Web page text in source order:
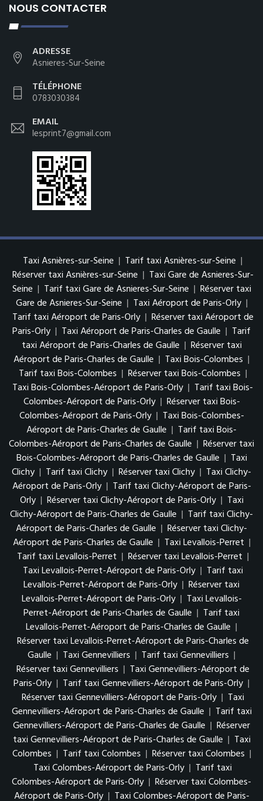
NOUS CONTACTER
ADRESSE
Asnieres-Sur-Seine
TÉLÉPHONE
0783030384
EMAIL
lesprint7@gmail.com
Taxi Asnières-sur-Seine | Tarif taxi Asnières-sur-Seine |
Réserver taxi Asnières-sur-Seine | Taxi Gare de Asnieres-Sur-
Seine | Tarif taxi Gare de Asnieres-Sur-Seine | Réserver taxi
Gare de Asnieres-Sur-Seine | Taxi Aéroport de Paris-Orly |
Tarif taxi Aéroport de Paris-Orly | Réserver taxi Aéroport de
Paris-Orly | Taxi Aéroport de Paris-Charles de Gaulle | Tarif
taxi Aéroport de Paris-Charles de Gaulle | Réserver taxi
Aéroport de Paris-Charles de Gaulle | Taxi Bois-Colombes |
Tarif taxi Bois-Colombes | Réserver taxi Bois-Colombes |
Taxi Bois-Colombes-Aéroport de Paris-Orly | Tarif taxi Bois-
Colombes-Aéroport de Paris-Orly | Réserver taxi Bois-
Colombes-Aéroport de Paris-Orly | Taxi Bois-Colombes-
Aéroport de Paris-Charles de Gaulle | Tarif taxi Bois-
Colombes-Aéroport de Paris-Charles de Gaulle | Réserver taxi
Bois-Colombes-Aéroport de Paris-Charles de Gaulle | Taxi
Clichy | Tarif taxi Clichy | Réserver taxi Clichy | Taxi Clichy-
Aéroport de Paris-Orly | Tarif taxi Clichy-Aéroport de Paris-
Orly | Réserver taxi Clichy-Aéroport de Paris-Orly | Taxi
Clichy-Aéroport de Paris-Charles de Gaulle | Tarif taxi Clichy-
Aéroport de Paris-Charles de Gaulle | Réserver taxi Clichy-
Aéroport de Paris-Charles de Gaulle | Taxi Levallois-Perret |
Tarif taxi Levallois-Perret | Réserver taxi Levallois-Perret |
Taxi Levallois-Perret-Aéroport de Paris-Orly | Tarif taxi
Levallois-Perret-Aéroport de Paris-Orly | Réserver taxi
Levallois-Perret-Aéroport de Paris-Orly | Taxi Levallois-
Perret-Aéroport de Paris-Charles de Gaulle | Tarif taxi
Levallois-Perret-Aéroport de Paris-Charles de Gaulle |
Réserver taxi Levallois-Perret-Aéroport de Paris-Charles de
Gaulle | Taxi Gennevilliers | Tarif taxi Gennevilliers |
Réserver taxi Gennevilliers | Taxi Gennevilliers-Aéroport de
Paris-Orly | Tarif taxi Gennevilliers-Aéroport de Paris-Orly |
Réserver taxi Gennevilliers-Aéroport de Paris-Orly | Taxi
Gennevilliers-Aéroport de Paris-Charles de Gaulle | Tarif taxi
Gennevilliers-Aéroport de Paris-Charles de Gaulle | Réserver
taxi Gennevilliers-Aéroport de Paris-Charles de Gaulle | Taxi
Colombes | Tarif taxi Colombes | Réserver taxi Colombes |
Taxi Colombes-Aéroport de Paris-Orly | Tarif taxi
Colombes-Aéroport de Paris-Orly | Réserver taxi Colombes-
Aéroport de Paris-Orly | Taxi Colombes-Aéroport de Paris-